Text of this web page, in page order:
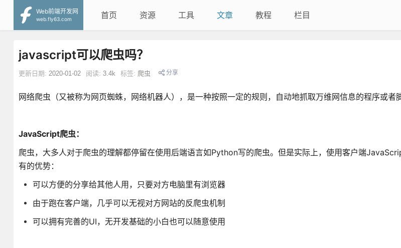
Web前端开发网
web.fly63.com
首页 资源 工具 文章 教程 栏目
javascript可以爬虫吗？
更新日期: 2020-01-02 阅读: 3.4k 标签: 爬虫 分享
网络爬虫（又被称为网页蜘蛛，网络机器人），是一种按照一定的规则，自动地抓取万维网信息的程序或者
JavaScript爬虫：
爬虫，大多人对于爬虫的理解都停留在使用后端语言如Python写的爬虫。但是实际上，使用客户端
有的优势：
可以方便的分享给其他人用，只要对方电脑里有浏览器
由于跑在客户端，几乎可以无视对方网站的反爬虫机制
可以拥有完善的UI，无开发基础的小白也可以随意使用